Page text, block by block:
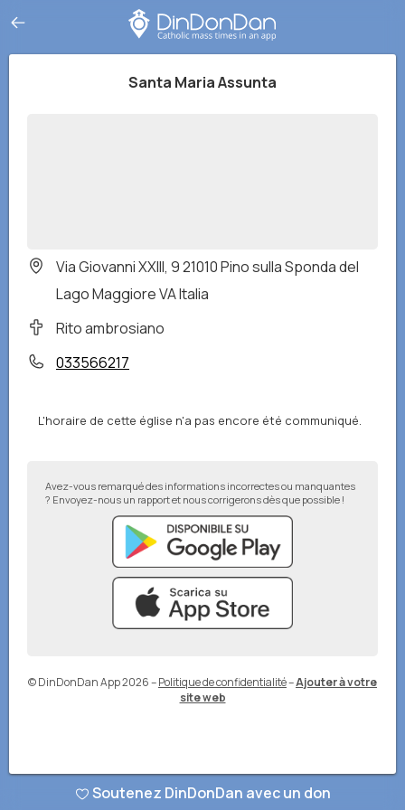
Santa Maria Assunta
Via Giovanni XXIII, 9 21010 Pino sulla Sponda del
Lago Maggiore VA Italia
Rito ambrosiano
033566217
L'horaire de cette église n'a pas encore été communiqué.
Avez-vous remarqué des informations incorrectes ou manquantes
? Envoyez-nous un rapport et nous corrigerons dès que possible !
© DinDonDan App 2026–Politique de confidentialité–Ajouter à votre
site web
Soutenez DinDonDan avec un don